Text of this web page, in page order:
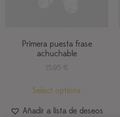
Primera puesta frase
achuchable
15,95 €
Select options
Añadir a lista de deseos